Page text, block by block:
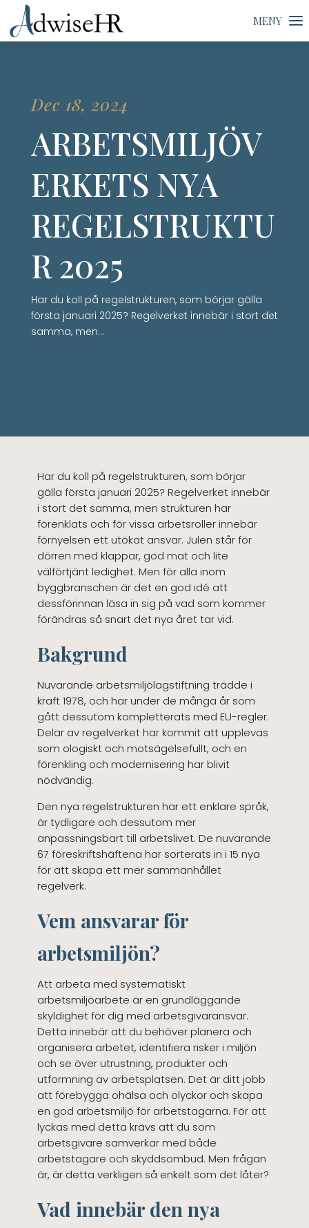
Dec 18, 2024
ARBETSMILJÖV
ERKETS NYA
REGELSTRUKTU
R 2025
Har du koll på regelstrukturen, som börjar gälla
första januari 2025? Regelverket innebär i stort det
samma, men…
Har du koll på regelstrukturen, som börjar
gälla första januari 2025? Regelverket innebär
i stort det samma, men strukturen har
förenklats och för vissa arbetsroller innebär
förnyelsen ett utökat ansvar. Julen står för
dörren med klappar, god mat och lite
välförtjänt ledighet. Men för alla inom
byggbranschen är det en god idé att
dessförinnan läsa in sig på vad som kommer
förändras så snart det nya året tar vid.
Bakgrund
Nuvarande arbetsmiljölagstiftning trädde i
kraft 1978, och har under de många år som
gått dessutom kompletterats med EU-regler.
Delar av regelverket har kommit att upplevas
som ologiskt och motsägelsefullt, och en
förenkling och modernisering har blivit
nödvändig.
Den nya regelstrukturen har ett enklare språk,
är tydligare och dessutom mer
anpassningsbart till arbetslivet. De nuvarande
67 föreskriftshäftena har sorterats in i 15 nya
för att skapa ett mer sammanhållet
regelverk.
Vem ansvarar för
arbetsmiljön?
Att arbeta med systematiskt
arbetsmiljöarbete är en grundläggande
skyldighet för dig med arbetsgivaransvar.
Detta innebär att du behöver planera och
organisera arbetet, identifiera risker i miljön
och se över utrustning, produkter och
utformning av arbetsplatsen. Det är ditt jobb
att förebygga ohälsa och olyckor och skapa
en god arbetsmiljö för arbetstagarna. För att
lyckas med detta krävs att du som
arbetsgivare samverkar med både
arbetstagare och skyddsombud. Men frågan
är, är detta verkligen så enkelt som det låter?
Vad innebär den nya